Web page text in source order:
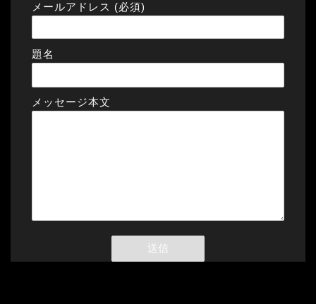
メールアドレス (必須)
題名
メッセージ本文